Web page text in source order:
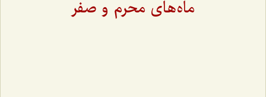
ماه‌های محرم و صفر